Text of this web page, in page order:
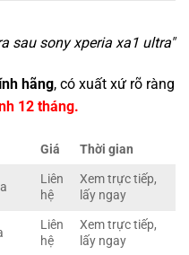
sau sony xperia xa1 ultra"
hãng, có xuất xứ rõ ràng
12 tháng.
Giá Thời gian
Liên
hệ
Xem trực tiếp,
lấy ngay
Liên
hệ
Xem trực tiếp,
lấy ngay